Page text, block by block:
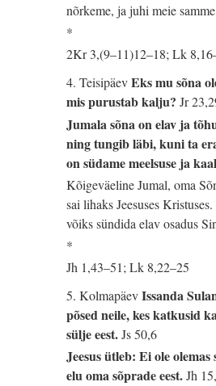
nõrkeme, ja juhi meie
*
2Kr 3,(9–11)12–18; Lk
4. TeisipäevEks mu sõna
mis purustab kalju?Jr
Jumala sõna on elav ja
ning tungib läbi, kuni ta
on südame meelsuse ja
Kõigeväeline Jumal, oma
sai lihaks Jeesuses
võiks sündida elav osadus
*
Jh 1,43–51; Lk 8,22–25
5. KolmapäevIssanda
põsed neile, kes katkusid
sülje eest.Js 50,6
Jeesus ütleb: Ei ole
elu oma sõprade eest.Jh